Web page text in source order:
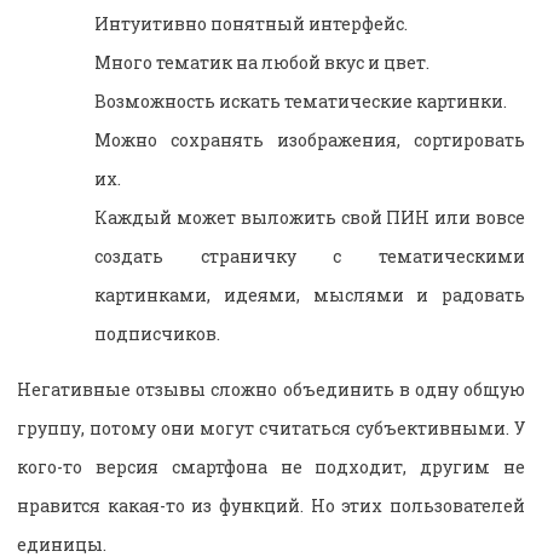
Интуитивно понятный интерфейс.
Много тематик на любой вкус и цвет.
Возможность искать тематические картинки.
Можно сохранять изображения, сортировать
их.
Каждый может выложить свой ПИН или вовсе
создать страничку с тематическими
картинками, идеями, мыслями и радовать
подписчиков.
Негативные отзывы сложно объединить в одну общую
группу, потому они могут считаться субъективными. У
кого-то версия смартфона не подходит, другим не
нравится какая-то из функций. Но этих пользователей
единицы.